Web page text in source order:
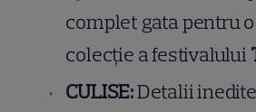
complet gata pentru
colecție a festivalului
CULISE:Detalii